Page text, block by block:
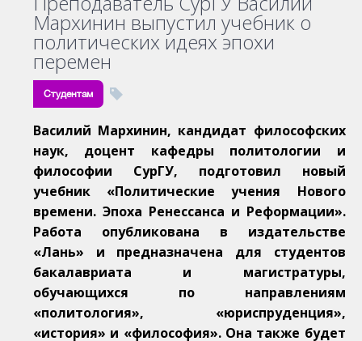
Мархинин выпустил учебник о
политических идеях эпохи
перемен
Студентам
Василий Мархинин, кандидат философских
наук, доцент кафедры политологии и
философии СурГУ, подготовил новый
учебник «Политические учения Нового
времени. Эпоха Ренессанса и Реформации».
Работа опубликована в издательстве
«Лань» и предназначена для студентов
бакалавриата и магистратуры,
обучающихся по направлениям
«политология», «юриспруденция»,
«история» и «философия». Она также будет